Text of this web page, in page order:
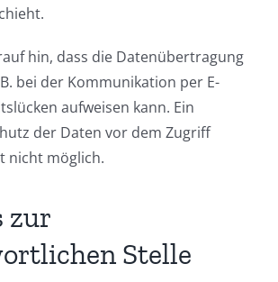
hin, dass die Datenübertragung
bei der Kommunikation per E-
aufweisen kann. Ein
der Daten vor dem Zugriff
nicht möglich.
zur
Stelle